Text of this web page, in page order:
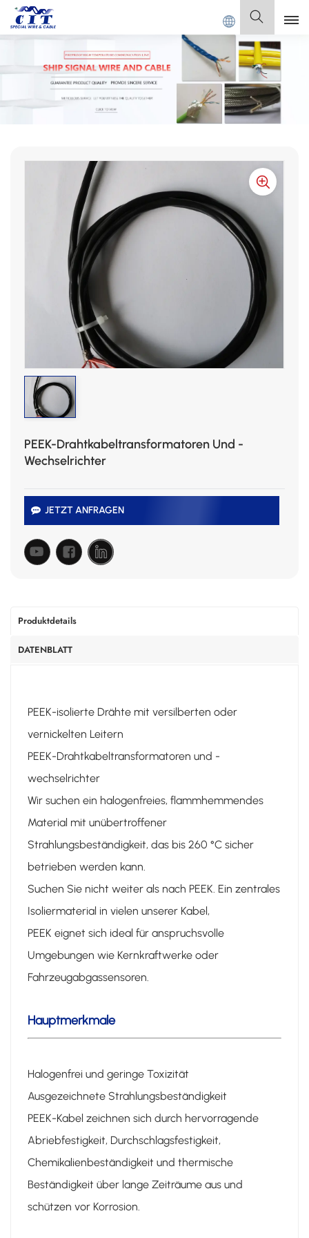
CABLE Co., Ltd. Deutsch
English
Français
Polski
PEEK-Drahtkabeltransformatoren Und -
Wechselrichter
JETZT ANFRAGEN
Produktdetails
DATENBLATT
PEEK-isolierte Drähte mit versilberten oder
vernickelten Leitern
PEEK-Drahtkabeltransformatoren und -
wechselrichter
Wir suchen ein halogenfreies, flammhemmendes
Material mit unübertroffener
Strahlungsbeständigkeit, das bis 260 °C sicher
betrieben werden kann.
Suchen Sie nicht weiter als nach PEEK. Ein zentrales
Isoliermaterial in vielen unserer Kabel,
PEEK eignet sich ideal für anspruchsvolle
Umgebungen wie Kernkraftwerke oder
Fahrzeugabgassensoren.
Hauptmerkmale
Halogenfrei und geringe Toxizität
Ausgezeichnete Strahlungsbeständigkeit
PEEK-Kabel zeichnen sich durch hervorragende
Abriebfestigkeit, Durchschlagsfestigkeit,
Chemikalienbeständigkeit und thermische
Beständigkeit über lange Zeiträume aus und
schützen vor Korrosion.